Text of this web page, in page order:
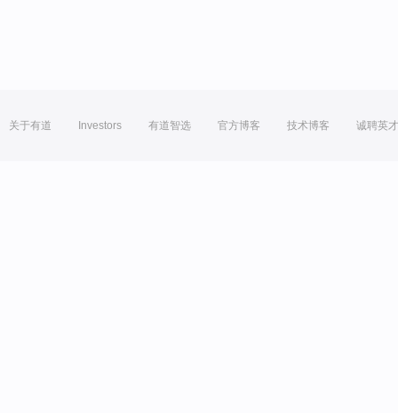
关于有道 Investors 有道智选 官方博客 技术博客 诚聘英才